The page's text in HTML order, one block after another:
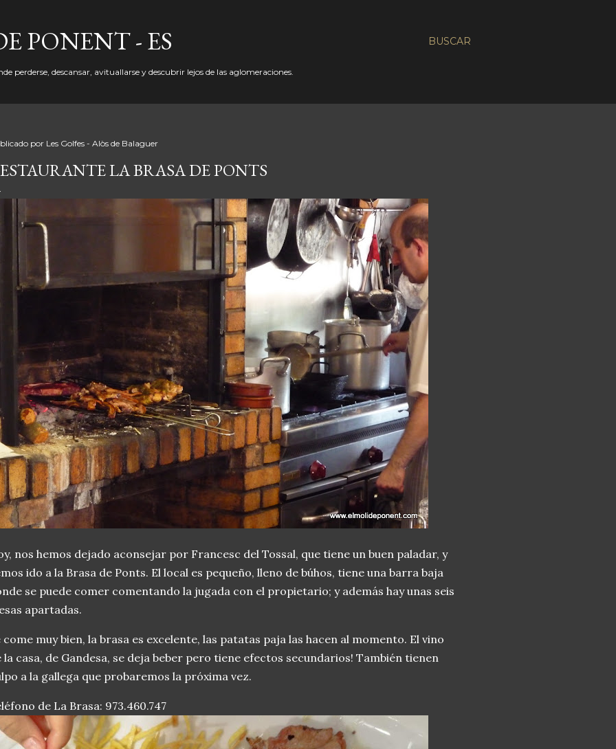
BUSCAR
PONENT - ES
perderse, descansar, avituallarse y descubrir lejos de las aglomeraciones.
por Les Golfes - Alòs de Balaguer
LA BRASA DE PONTS
nos hemos dejado aconsejar por Francesc del Tossal, que tiene un buen paladar, y
ido a la Brasa de Ponts. El local es pequeño, lleno de búhos, tiene una barra baja
se puede comer comentando la jugada con el propietario; y además hay unas seis
apartadas.
come muy bien, la brasa es excelente, las patatas paja las hacen al momento. El vino
la casa, de Gandesa, se deja beber pero tiene efectos secundarios! También tienen
a la gallega que probaremos la próxima vez.
de La Brasa: 973.460.747